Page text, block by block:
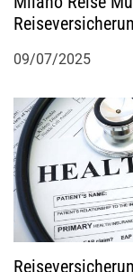
t
i
o
n
09/07/2025